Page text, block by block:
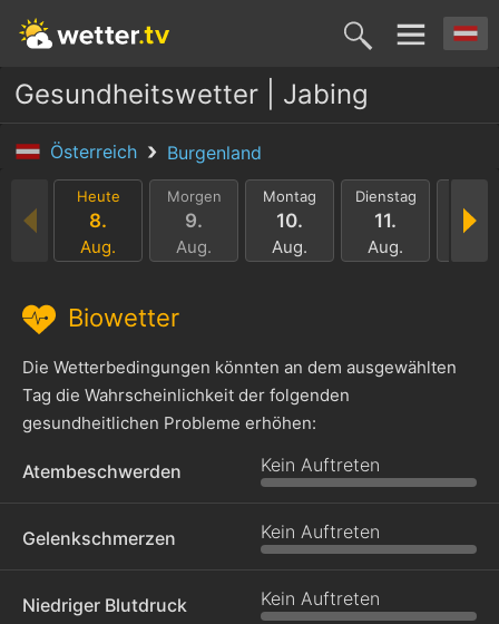
Gesundheitswetter | Jabing
Österreich Burgenland
Heute
8.
Aug.
Morgen
9.
Aug.
Montag
10.
Aug.
Dienstag
11.
Aug.
12.
Biowetter
Die Wetterbedingungen könnten an dem ausgewählten
Tag die Wahrscheinlichkeit der folgenden
gesundheitlichen Probleme erhöhen:
Atembeschwerden Kein Auftreten
Gelenkschmerzen Kein Auftreten
Niedriger Blutdruck Kein Auftreten